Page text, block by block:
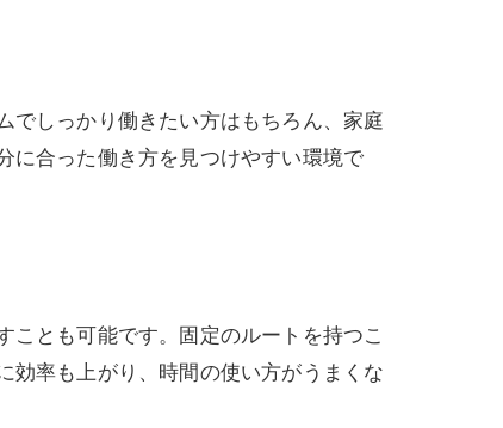
しっかり働きたい方はもちろん、家庭
に合った働き方を見つけやすい環境で
とも可能です。固定のルートを持つこ
効率も上がり、時間の使い方がうまくな